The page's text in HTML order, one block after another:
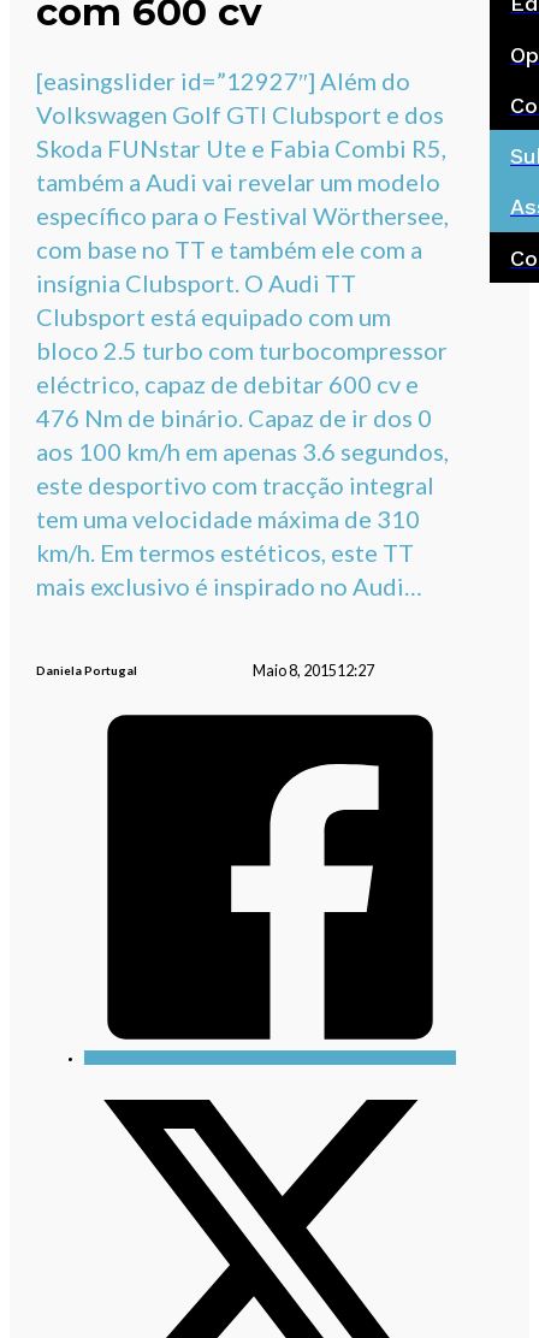
com 600 cv
[easingslider id=”12927″] Além do
Volkswagen Golf GTI Clubsport e dos
Skoda FUNstar Ute e Fabia Combi R5,
também a Audi vai revelar um modelo
específico para o Festival Wörthersee,
com base no TT e também ele com a
insígnia Clubsport. O Audi TT
Clubsport está equipado com um
bloco 2.5 turbo com turbocompressor
eléctrico, capaz de debitar 600 cv e
476 Nm de binário. Capaz de ir dos 0
aos 100 km/h em apenas 3.6 segundos,
este desportivo com tracção integral
tem uma velocidade máxima de 310
km/h. Em termos estéticos, este TT
mais exclusivo é inspirado no Audi…
Daniela Portugal Maio 8, 201512:27